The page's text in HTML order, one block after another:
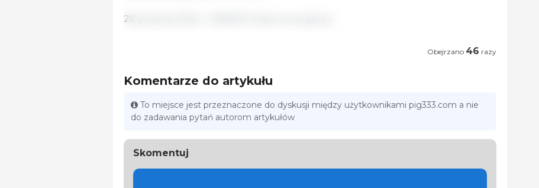
28 grudnia 2022r. / ARiMR/ Polska www.gov.pl
Obejrzano 46 razy
Komentarze do artykułu
To miejsce jest przeznaczone do dyskusji między użytkownikami pig333.com a nie
do zadawania pytań autorom artykułów
Skomentuj